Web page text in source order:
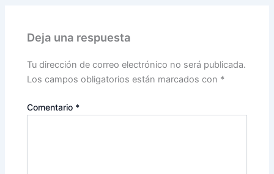
Deja una respuesta
Tu dirección de correo electrónico no será publicada.
Los campos obligatorios están marcados con *
Comentario *